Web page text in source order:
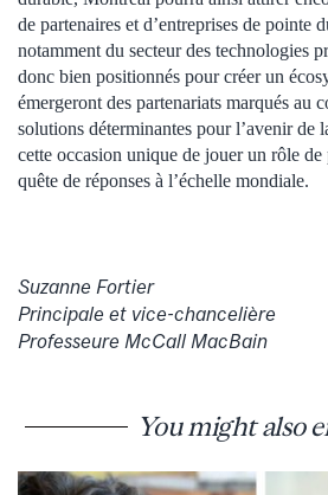
de partenaires et d’entreprises de pointe
notamment du secteur des technologies
donc bien positionnés pour créer un
émergeront des partenariats marqués au
solutions déterminantes pour l’avenir de
cette occasion unique de jouer un rôle
quête de réponses à l’échelle mondiale.
Suzanne Fortier
Principale et vice-chancelière
Professeure McCall MacBain
You might also